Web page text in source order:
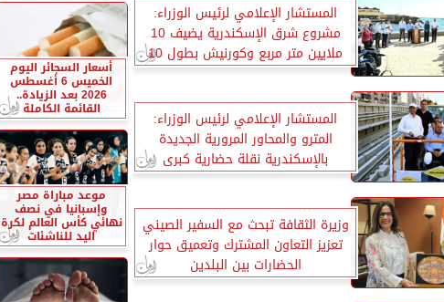
المستشار الإعلامي لرئيس الوزراء:
مشروع شرق الإسكندرية يضيف 10
ملايين متر مربع وكورنيش بطول 10
كم
المستشار الإعلامي لرئيس الوزراء:
المترو والمحاور المرورية الجديدة
بالإسكندرية نقلة حضارية كبرى
وزيرة الثقافة تبحث مع السفير الصيني
تعزيز التعاون المشترك وتعميق حوار
الحضارات بين البلدين
أسعار السجائر اليوم
الخميس 6 أغسطس
2026 بعد الزيادة..
القائمة الكاملة
موعد مباراة مصر
وإسبانيا في نصف
نهائي كأس العالم لكرة
اليد للناشئات